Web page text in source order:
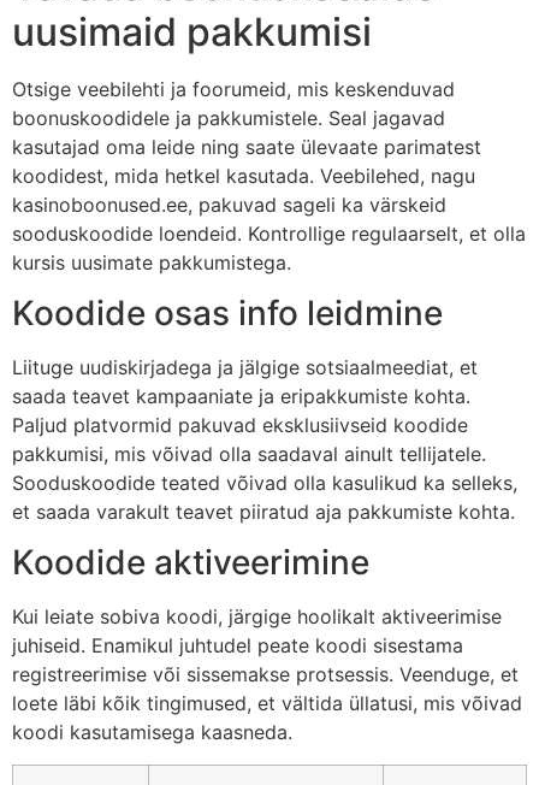
uusimaid pakkumisi
Otsige veebilehti ja foorumeid, mis keskenduvad
boonuskoodidele ja pakkumistele. Seal jagavad
kasutajad oma leide ning saate ülevaate parimatest
koodidest, mida hetkel kasutada. Veebilehed, nagu
kasinoboonused.ee, pakuvad sageli ka värskeid
sooduskoodide loendeid. Kontrollige regulaarselt, et olla
kursis uusimate pakkumistega.
Koodide osas info leidmine
Liituge uudiskirjadega ja jälgige sotsiaalmeediat, et
saada teavet kampaaniate ja eripakkumiste kohta.
Paljud platvormid pakuvad eksklusiivseid koodide
pakkumisi, mis võivad olla saadaval ainult tellijatele.
Sooduskoodide teated võivad olla kasulikud ka selleks,
et saada varakult teavet piiratud aja pakkumiste kohta.
Koodide aktiveerimine
Kui leiate sobiva koodi, järgige hoolikalt aktiveerimise
juhiseid. Enamikul juhtudel peate koodi sisestama
registreerimise või sissemakse protsessis. Veenduge, et
loete läbi kõik tingimused, et vältida üllatusi, mis võivad
koodi kasutamisega kaasneda.